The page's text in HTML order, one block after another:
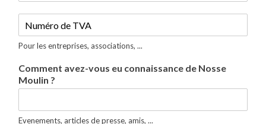
A
Pour les entreprises, associations, ...
Comment avez-vous eu connaissance de Nosse
Moulin ?
Evenements, articles de presse, amis, ...